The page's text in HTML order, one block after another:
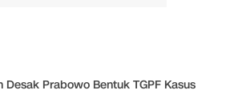
Prabowo Bentuk TGPF Kasus